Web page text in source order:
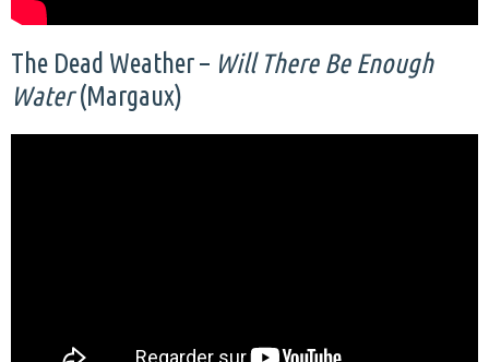
The Dead Weather – Will There Be Enough
Water(Margaux)